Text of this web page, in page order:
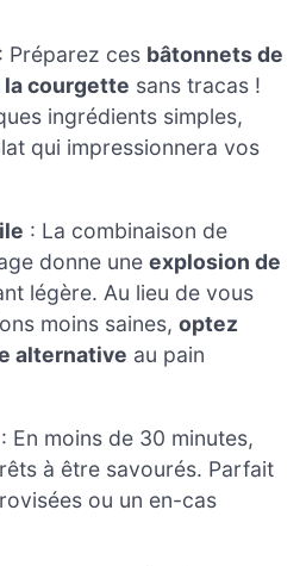
: Préparez ces bâtonnets de
la courgette sans tracas !
ingrédients simples,
qui impressionnera vos
: La combinaison de
donne une explosion de
légère. Au lieu de vous
moins saines, optez
alternative au pain
: En moins de 30 minutes,
à être savourés. Parfait
ou un en-cas